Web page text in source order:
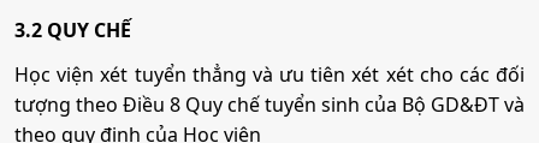
3.2 QUY CHẾ
Học viện xét tuyển thẳng và ưu tiên xét xét cho các đối
tượng theo Điều 8 Quy chế tuyển sinh của Bộ GD&ĐT và
theo quy định của Học viện